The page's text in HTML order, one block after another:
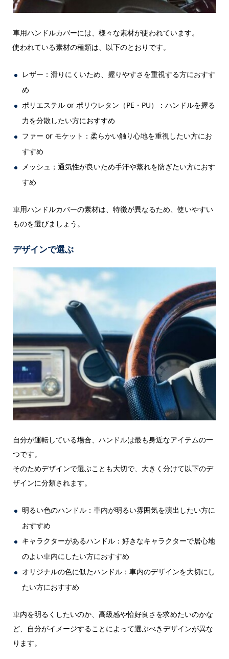
車用ハンドルカバーには、様々な素材が使われています。
使われている素材の種類は、以下のとおりです。
レザー：滑りにくいため、握りやすさを重視する方におすす
め
ポリエステル or ポリウレタン（PE・PU）：ハンドルを握る
力を分散したい方におすすめ
ファー or モケット：柔らかい触り心地を重視したい方にお
すすめ
メッシュ；通気性が良いため手汗や蒸れを防ぎたい方におす
すめ
車用ハンドルカバーの素材は、特徴が異なるため、使いやすい
ものを選びましょう。
デザインで選ぶ
自分が運転している場合、ハンドルは最も身近なアイテムの一
つです。
そのためデザインで選ぶことも大切で、大きく分けて以下のデ
ザインに分類されます。
明るい色のハンドル：車内が明るい雰囲気を演出したい方に
おすすめ
キャラクターがあるハンドル：好きなキャラクターで居心地
のよい車内にしたい方におすすめ
オリジナルの色に似たハンドル：車内のデザインを大切にし
たい方におすすめ
車内を明るくしたいのか、高級感や恰好良さを求めたいのかな
ど、自分がイメージすることによって選ぶべきデザインが異な
ります。